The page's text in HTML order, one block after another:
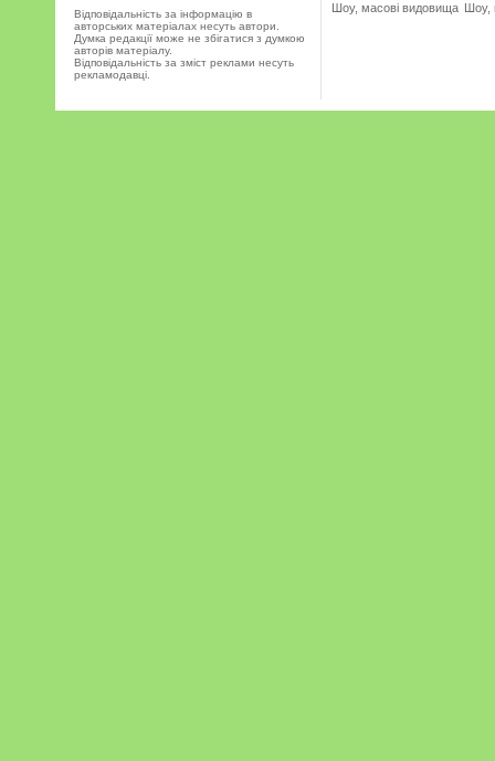
Відповідальність за інформацію в
авторських матеріалах несуть автори.
Думка редакції може не збігатися з думкою
авторів матеріалу.
Відповідальність за зміст реклами несуть
рекламодавці.
Шоу, масові видовища Шоу,